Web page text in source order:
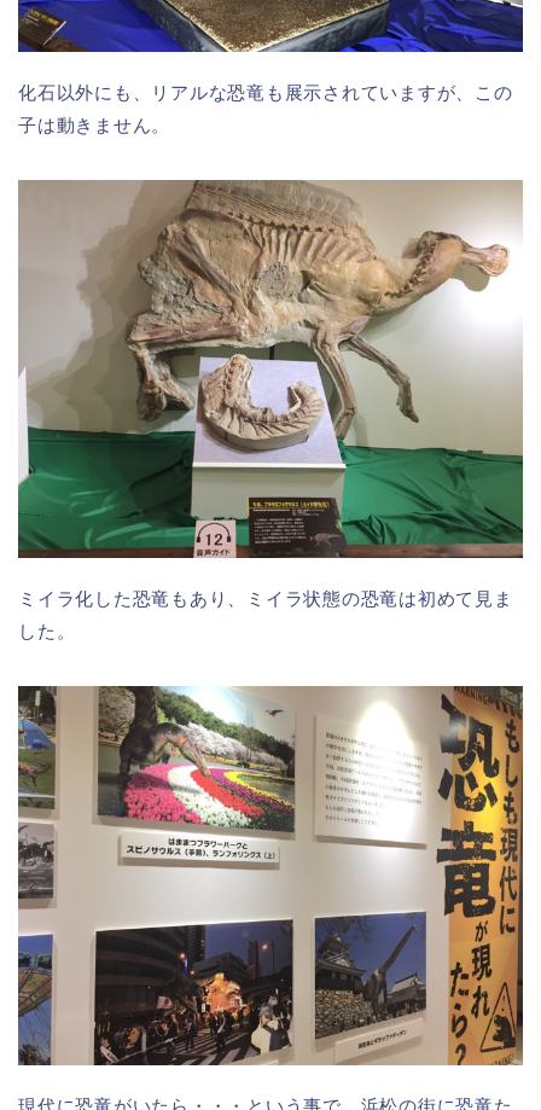
化石以外にも、リアルな恐竜も展示されていますが、この
子は動きません。
ミイラ化した恐竜もあり、ミイラ状態の恐竜は初めて見ま
した。
現代に恐竜がいたら・・・という事で、浜松の街に恐竜た